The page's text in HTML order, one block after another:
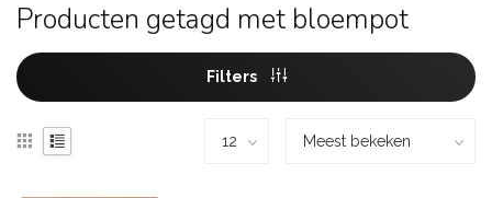
Producten getagd met bloempot
Filters